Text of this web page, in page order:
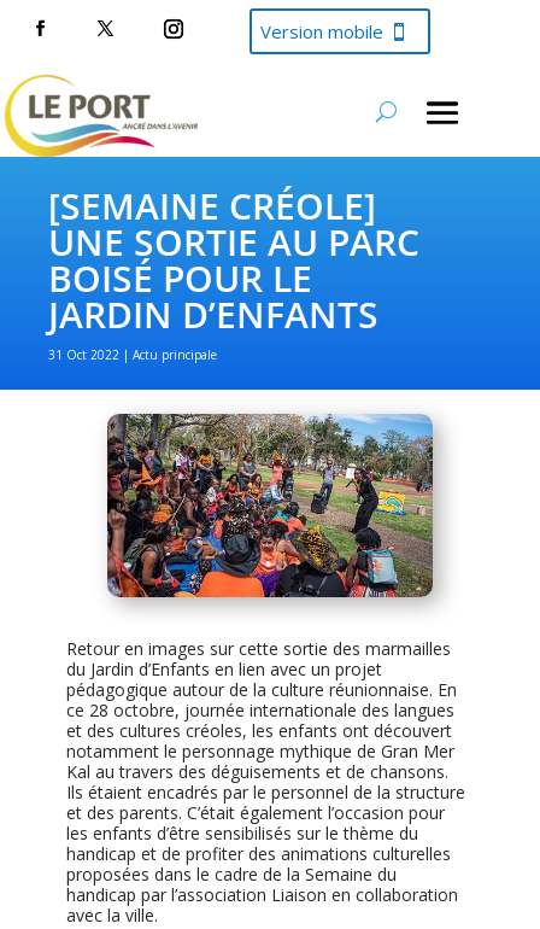
Version mobile
[SEMAINE CRÉOLE]
UNE SORTIE AU PARC
BOISÉ POUR LE
JARDIN D’ENFANTS
31 Oct 2022 Actu principale
Retour en images sur cette sortie des marmailles
du Jardin d’Enfants en lien avec un projet
pédagogique autour de la culture réunionnaise. En
ce 28 octobre, journée internationale des langues
et des cultures créoles, les enfants ont découvert
notamment le personnage mythique de Gran Mer
Kal au travers des déguisements et de chansons.
Ils étaient encadrés par le personnel de la structure
et des parents. C’était également l’occasion pour
les enfants d’être sensibilisés sur le thème du
handicap et de profiter des animations culturelles
proposées dans le cadre de la Semaine du
handicap par l’association Liaison en collaboration
avec la ville.